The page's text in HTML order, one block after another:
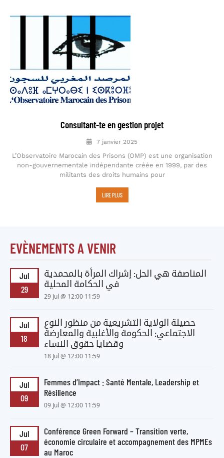
Consultant-te en gestion projet
7 janvier 2025
L’Observatoire Marocain des Prisons (OMP) est une organisation
non-gouvernementale indépendante créée en 1999, par des
militants des droits humains pour
LIRE PLUS
EVÈNEMENTS A VENIR
Jul
29
المناصفة هي الحل: إشراك المرأة بالمحمدية
في الحكامة المحلية
29 Jul @ 12:00 11:59
Jul
18
حصيلة الولاية التشريعية من منظور النوع
الاجتماعي: الحكومة والأغلبية والمعارضة
وقضايا حقوق النساء
18 Jul @ 12:00 11:59
Jul
09
Femmes d’Impact : Santé Mentale, Leadership et
Résilience
09 Jul @ 12:00 11:59
Jul
07
Conférence Green Forward – Transition verte,
économie circulaire et accompagnement des MPMEs
au Maroc